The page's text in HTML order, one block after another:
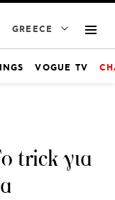
GREECE
VOGUE TV
trick για